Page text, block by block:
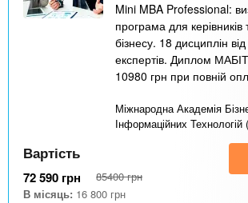
Mini MBA Professional:
програма для керівників
бізнесу. 18 дисциплін
експертів. Диплом
10980 грн при повній
Міжнародна Академія
Інформаційних
Вартість
72 590 грн 85400 грн
В місяць: 16 800 грн